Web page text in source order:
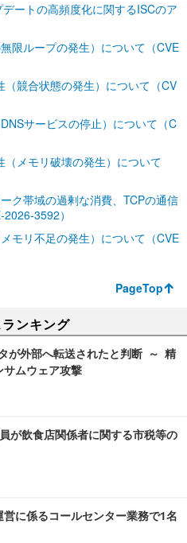
ートの高頻度化に関するISCのア
限ループの発生）について（CVE
（競合状態の発生）について（CV
サービスの停止）について（C
（メモリ破壊の発生）について
ク帯域の過剰な消費、TCPの通信
3592）
モリ不足の発生）について（CVE
PageTop
ンキング
が外部へ転送されたと判断 ～ 精
サムウェア攻撃
が飲食店関係者に関する市税等の
営に係るコールセンター業務で1名